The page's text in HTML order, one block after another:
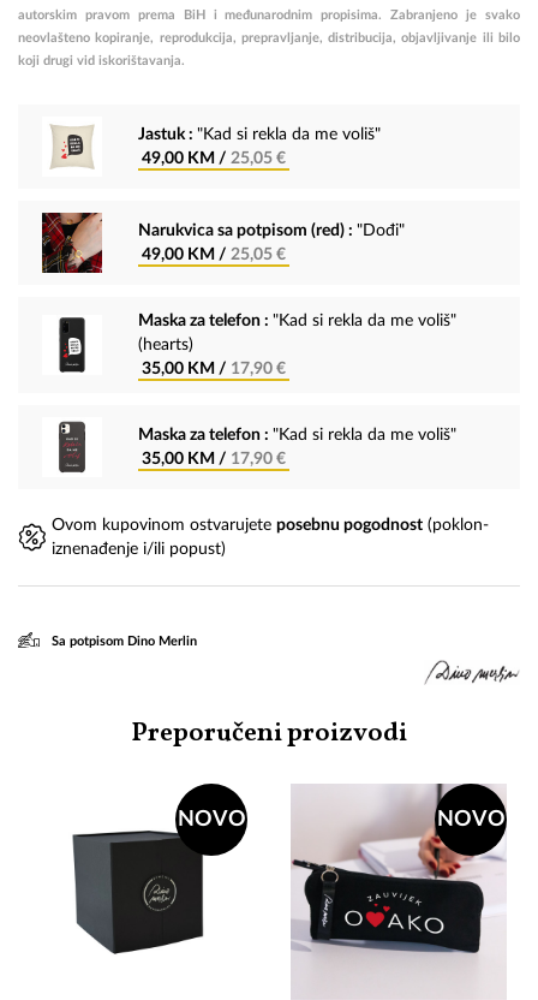
autorskim pravom prema BiH i međunarodnim propisima. Zabranjeno je svako
neovlašteno kopiranje, reprodukcija, prepravljanje, distribucija, objavljivanje ili bilo
koji drugi vid iskorištavanja.
Jastuk : "Kad si rekla da me voliš"
49,00 KM / 25,05 €
Narukvica sa potpisom (red) : "Dođi"
49,00 KM / 25,05 €
Maska za telefon : "Kad si rekla da me voliš"
(hearts)
35,00 KM / 17,90 €
Maska za telefon : "Kad si rekla da me voliš"
35,00 KM / 17,90 €
Ovom kupovinom ostvarujete posebnu pogodnost (poklon-
iznenađenje i/ili popust)
Sa potpisom Dino Merlin
Preporučeni proizvodi
NOVO NOVO